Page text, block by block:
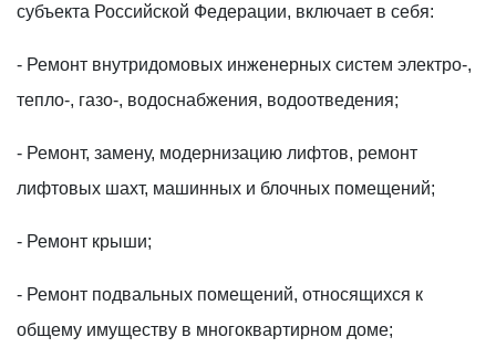
субъекта Российской Федерации, включает в себя:
- Ремонт внутридомовых инженерных систем электро-,
тепло-, газо-, водоснабжения, водоотведения;
- Ремонт, замену, модернизацию лифтов, ремонт
лифтовых шахт, машинных и блочных помещений;
- Ремонт крыши;
- Ремонт подвальных помещений, относящихся к
общему имуществу в многоквартирном доме;